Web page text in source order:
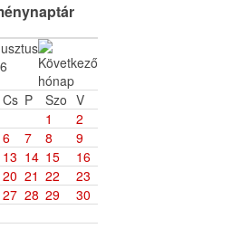
Cs P Szo V
1
2
6 7 8
9
13 14 15
16
20 21 22
23
27 28 29
30